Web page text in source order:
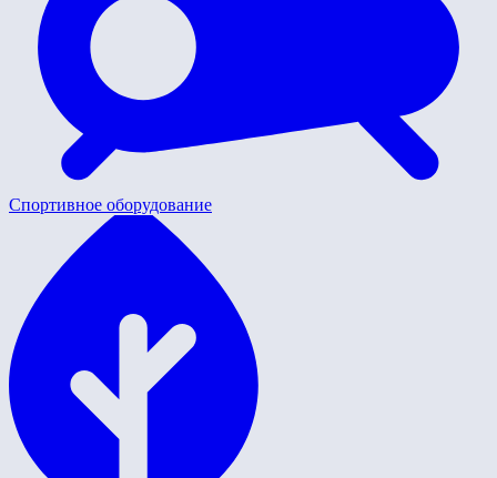
Спортивное оборудование